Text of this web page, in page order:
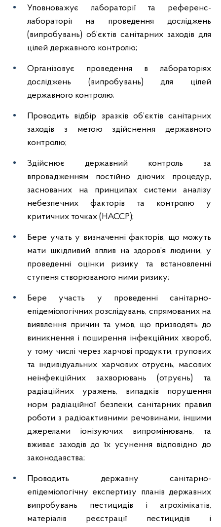
Уповноважує лабораторії та референс-
лабораторії на проведення досліджень
(випробувань) об’єктів санітарних заходів для
цілей державного контролю;
Організовує проведення в лабораторіях
досліджень (випробувань) для цілей
державного контролю;
Проводить відбір зразків об’єктів санітарних
заходів з метою здійснення державного
контролю;
Здійснює державний контроль за
впровадженням постійно діючих процедур,
заснованих на принципах системи аналізу
небезпечних факторів та контролю у
критичних точках (НАССР);
Бере учать у визначенні факторів, що можуть
мати шкідливий вплив на здоров’я людини, у
проведенні оцінки ризику та встановленні
ступеня створюваного ними ризику;
Бере участь у проведенні санітарно-
епідеміологічних розслідувань, спрямованих на
виявлення причин та умов, що призводять до
виникнення і поширення інфекційних хвороб,
у тому числі через харчові продукти, групових
та індивідуальних харчових отруєнь, масових
неінфекційних захворювань (отруєнь) та
радіаційних уражень, випадків порушення
норм радіаційної безпеки, санітарних правил
роботи з радіоактивними речовинами, іншими
джерелами іонізуючих випромінювань, та
вживає заходів до їх усунення відповідно до
законодавства;
Проводить державну санітарно-
епідеміологічну експертизу планів державних
випробувань пестицидів і агрохімікатів,
матеріалів реєстрації пестицидів і